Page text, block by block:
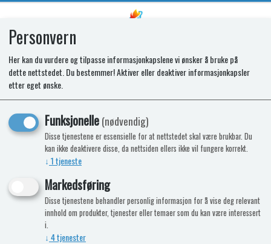
Papirrull for PRO trykktester
Personvern
Her kan du vurdere og tilpasse informasjonkapslene vi ønsker å bruke på
dette nettstedet. Du bestemmer! Aktiver eller deaktiver informasjonkapsler
etter eget ønske.
Funksjonelle(nødvendig)
Disse tjenestene er essensielle for at nettstedet skal være brukbar. Du
kan ikke deaktivere disse, da nettsiden ellers ikke vil fungere korrekt.
↓ 1tjeneste
Markedsføring
Disse tjenestene behandler personlig informasjon for å vise deg relevant
innhold om produkter, tjenester eller temaer som du kan være interessert
i.
↓ 4tjenester